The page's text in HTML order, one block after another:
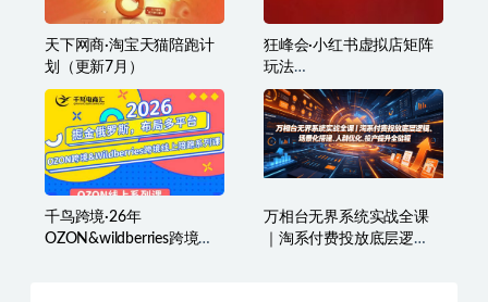
天下网商·淘宝天猫陪跑计
划（更新7月）
狂峰会·小红书虚拟店矩阵
玩法
（1.0+2.0+3.0+4.0+5.0）
千鸟跨境·26年
OZON&wildberries跨境店
万相台无界系统实战全课
｜淘系付费投放底层逻